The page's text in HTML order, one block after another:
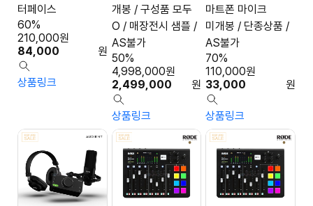
터페이스
84,000 원
210,000원
60%
상품링크
개봉 / 구성품 모두
O / 매장전시 샘플 /
AS불가
2,499,000 원
4,998,000원
50%
상품링크
마트폰 마이크
미개봉 / 단종상품 /
AS불가
33,000 원
110,000원
70%
상품링크